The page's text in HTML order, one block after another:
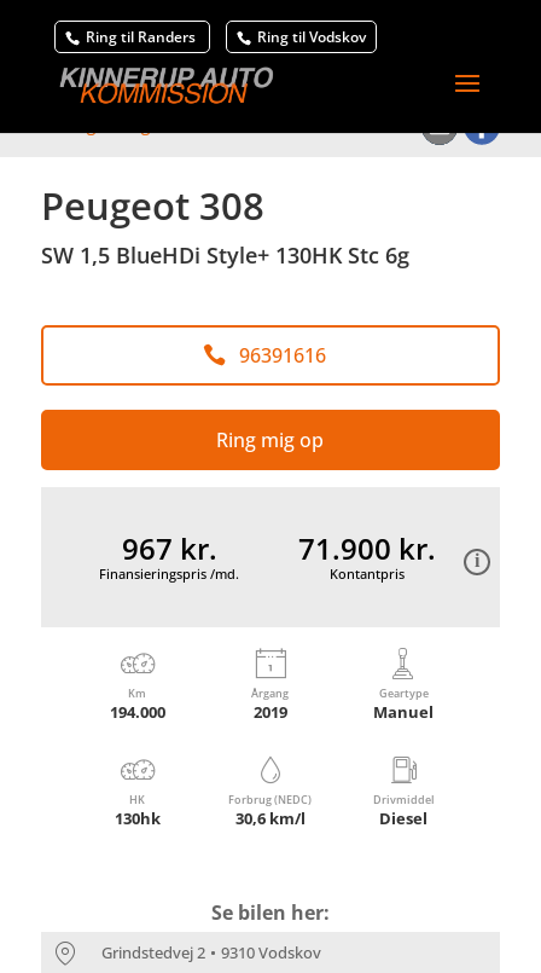
Ring til Randers Ring til Vodskov
Peugeot 308
SW 1,5 BlueHDi Style+ 130HK Stc 6g
96391616
Ring mig op
967 kr.
Finansieringspris /md.
71.900 kr.
Kontantpris
Km
194.000
Årgang
2019
Geartype
Manuel
HK
130hk
Forbrug (NEDC)
30,6 km/l
Drivmiddel
Diesel
Se bilen her:
Grindstedvej 2 9310 Vodskov